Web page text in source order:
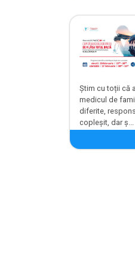
Știm cu toții că
medicul de
diferite,
copleșit, dar ș...